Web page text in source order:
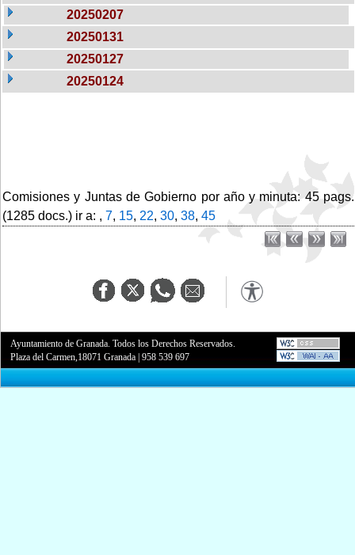
20250207
20250131
20250127
20250124
Comisiones y Juntas de Gobierno por año y minuta: 45 pags.
(1285 docs.) ir a: , 7, 15, 22, 30, 38, 45
Ayuntamiento de Granada. Todos los Derechos Reservados.
Plaza del Carmen,18071 Granada |958 539 697